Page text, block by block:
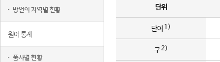
방언의 지역별 현황
원어 통계
품사별 현황
단위
단어 1)
구2)